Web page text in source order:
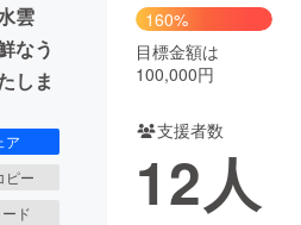
Good
CAMPFIRE Creation
納税machi-ya コミュニティ
雲
なう
しま
ア
ピー
ド
160%
目標金額は
100,000円
支援者数
12人